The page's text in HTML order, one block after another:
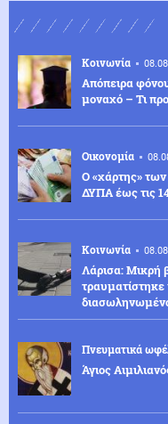
Κοινωνία
Απόπειρα
μοναχό – Τι
Οικονομία
Ο «χάρτης»
ΔΥΠΑ έως τις
Κοινωνία
Λάρισα: Μικρή
τραυματίστηκε
Πνευματικά
Άγιος